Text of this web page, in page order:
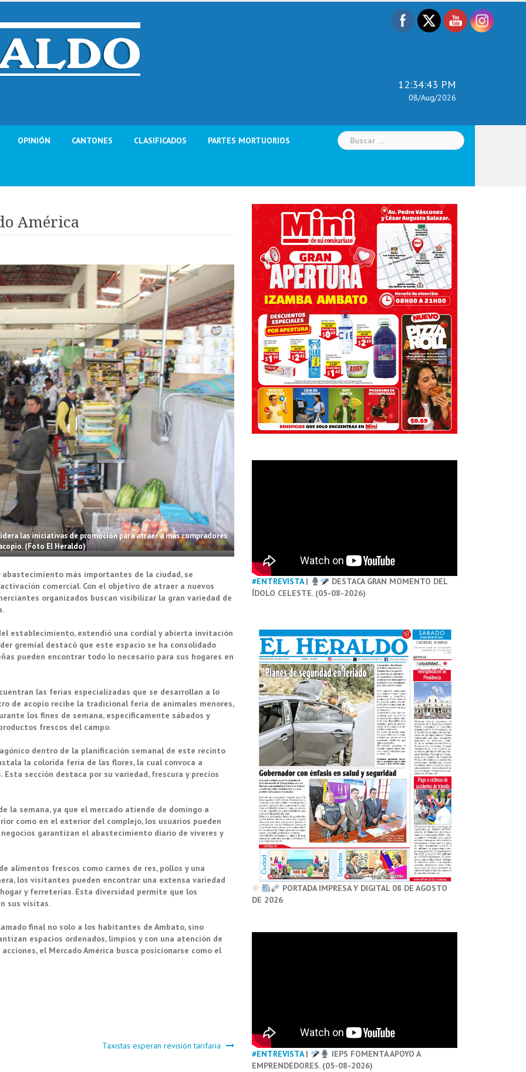
12:34:44 PM
08/Aug/2026
OPINIÓN CANTONES CLASIFICADOS PARTES MORTUORIOS Buscar:
América
las iniciativas de promoción para atraer a más compradores
(Foto El Heraldo)
abastecimiento más importantes de la ciudad, se
comercial. Con el objetivo de atraer a nuevos
organizados buscan visibilizar la gran variedad de
establecimiento, extendió una cordial y abierta invitación
gremial destacó que este espacio se ha consolidado
pueden encontrar todo lo necesario para sus hogares en
las ferias especializadas que se desarrollan a lo
de acopio recibe la tradicional feria de animales menores,
los fines de semana, específicamente sábados y
frescos del campo.
dentro de la planificación semanal de este recinto
la colorida feria de las flores, la cual convoca a
sección destaca por su variedad, frescura y precios
la semana, ya que el mercado atiende de domingo a
como en el exterior del complejo, los usuarios pueden
garantizan el abastecimiento diario de víveres y
alimentos frescos como carnes de res, pollos y una
los visitantes pueden encontrar una extensa variedad
y ferreterías. Esta diversidad permite que los
sus visitas.
final no solo a los habitantes de Ambato, sino
espacios ordenados, limpios y con una atención de
el Mercado América busca posicionarse como el
Taxistas esperan revisión tarifaria
#ENTREVISTA|
DESTACA GRAN MOMENTO DEL
ÍDOLO CELESTE. (05-08-2026)
PORTADA IMPRESA Y DIGITAL 08 DE AGOSTO
DE 2026
#ENTREVISTA|
IEPS FOMENTA APOYO A
EMPRENDEDORES. (05-08-2026)